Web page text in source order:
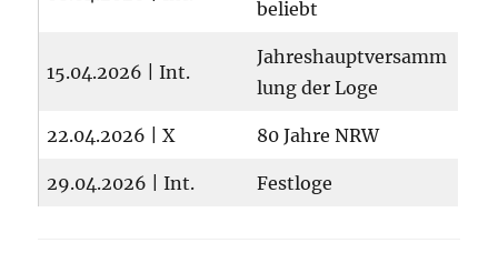
beliebt
15.04.2026 | Int.
Jahreshauptversamm
lung der Loge
22.04.2026 | X 80 Jahre NRW
29.04.2026 | Int. Festloge